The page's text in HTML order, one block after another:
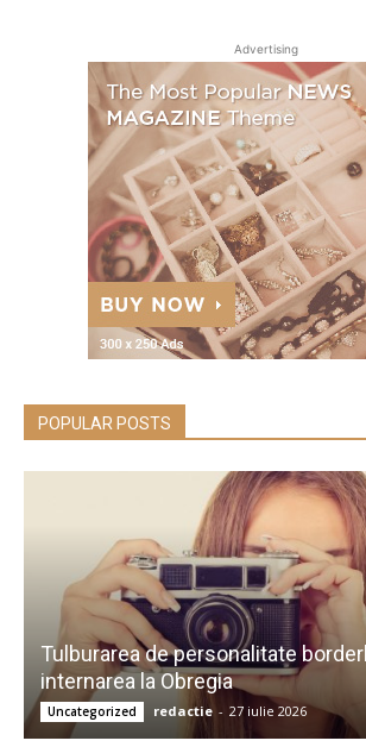
Advertising
POPULAR POSTS
Tulburarea de personalitate
internarea la Obregia
Uncategorized redactie - 27 iulie 2026